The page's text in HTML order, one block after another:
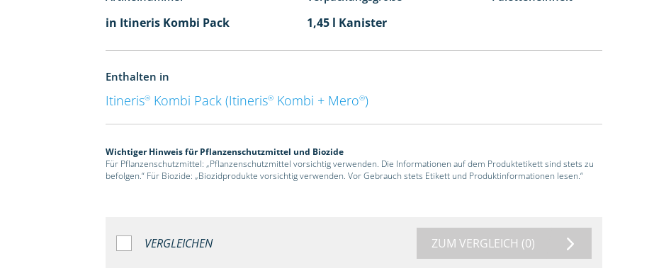
in Itineris Kombi Pack 1,45 l Kanister
Enthalten in
Itineris® Kombi Pack (Itineris® Kombi + Mero®)
Wichtiger Hinweis für Pflanzenschutzmittel und Biozide
Für Pflanzenschutzmittel: „Pflanzenschutzmittel vorsichtig verwenden. Die Informationen auf dem Produktetikett sind stets zu
befolgen.“ Für Biozide: „Biozidprodukte vorsichtig verwenden. Vor Gebrauch stets Etikett und Produktinformationen lesen.“
VERGLEICHEN ZUM VERGLEICH (0)